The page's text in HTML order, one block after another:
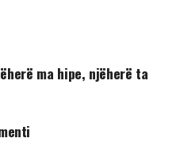
ma hipe, njëherë ta